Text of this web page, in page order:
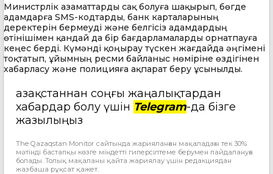
Министрлік азаматтарды сақ болуға шақырып, бөгде
адамдарға SMS-кодтарды, банк карталарының
деректерін бермеуді және белгісіз адамдардың
өтінішімен қандай да бір бағдарламаларды орнатпауға
кеңес берді. Күмәнді қоңырау түскен жағдайда әңгімені
тоқтатып, ұйымның ресми байланыс нөміріне өздігінен
хабарласу және полицияға ақпарат беру ұсынылды.
Қазақстаннан соңғы жаңалықтардан
хабардар болу үшін Telegram-да бізге
жазылыңыз
The Qazaqstan Monitor сайтында жарияланған мақаладағы тек 30%
мәтінді бастапқы көзге міндетті гиперсілтеме берумен пайдалануға
болады. Толық мақаланы қайта жариялау үшін редакциядан
жазбаша рұқсат қажет.